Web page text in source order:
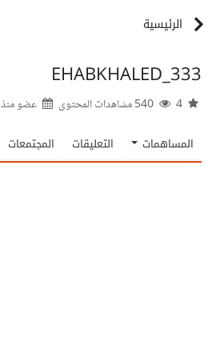
الرئيسية
EHABKHALED_333
عضو منذ
المساهمات التعليقات المجتمعات